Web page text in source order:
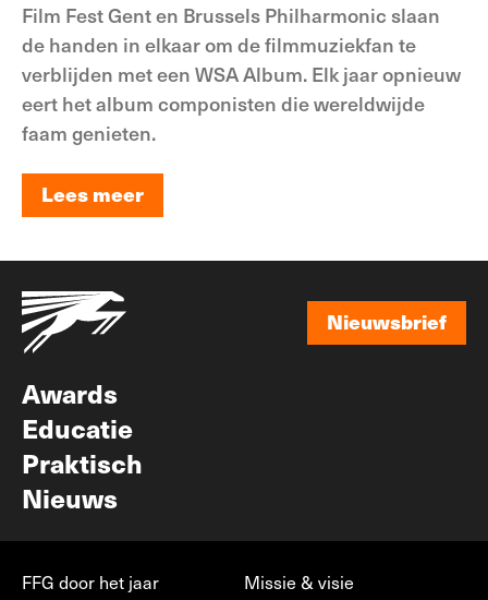
Film Fest Gent en Brussels Philharmonic slaan
de handen in elkaar om de filmmuziekfan te
verblijden met een WSA Album. Elk jaar opnieuw
eert het album componisten die wereldwijde
faam genieten.
Lees meer
Nieuwsbrief
Awards
Educatie
Praktisch
Nieuws
FFG door het jaar
Missie & visie